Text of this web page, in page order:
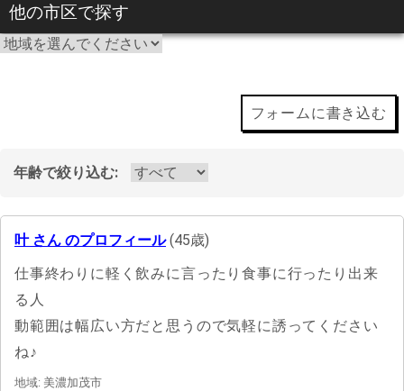
他の市区で探す
フォームに書き込む
年齢で絞り込む:
叶 さん のプロフィール(45歳)
仕事終わりに軽く飲みに言ったり食事に行ったり出来
る人
動範囲は幅広い方だと思うので気軽に誘ってください
ね♪
地域: 美濃加茂市